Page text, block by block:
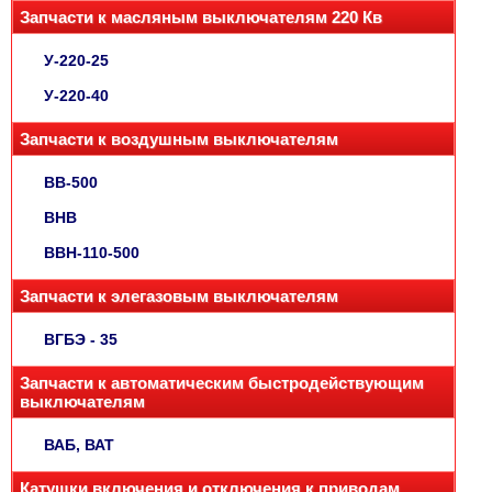
Запчасти к масляным выключателям 220 Кв
У-220-25
У-220-40
Запчасти к воздушным выключателям
ВВ-500
ВНВ
ВВН-110-500
Запчасти к элегазовым выключателям
ВГБЭ - 35
Запчасти к автоматическим быстродействующим
выключателям
ВАБ, ВАТ
Катушки включения и отключения к приводам